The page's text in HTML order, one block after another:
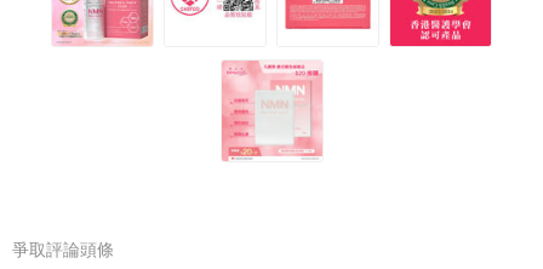
爭取評論頭條